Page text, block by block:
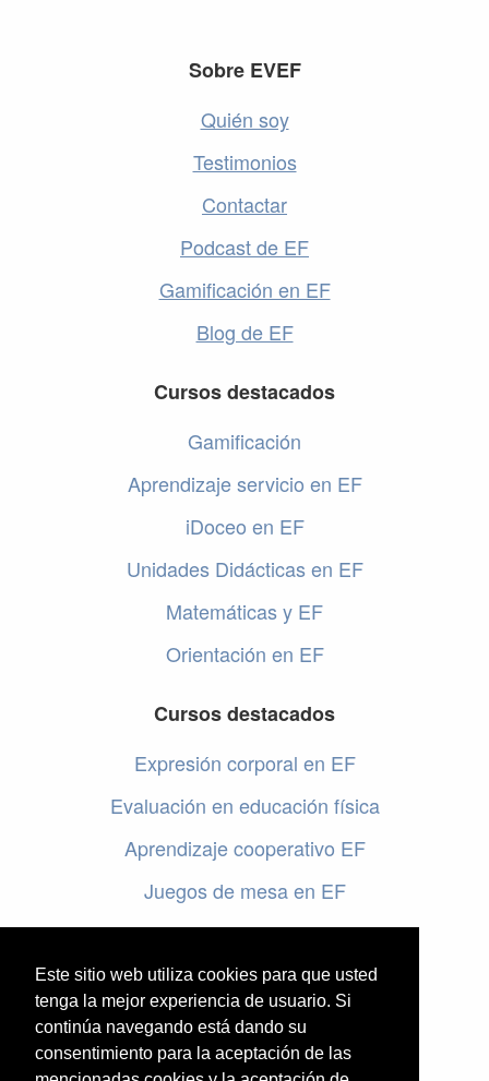
Este sitio web utiliza cookies para que usted
tenga la mejor experiencia de usuario. Si
continúa navegando está dando su
consentimiento para la aceptación de las
Sobre EVEF
Quién soy
Testimonios
Contactar
Podcast de EF
Gamificación en EF
Blog de EF
Cursos destacados
Gamificación
Aprendizaje servicio en EF
iDoceo en EF
Unidades Didácticas en EF
Matemáticas y EF
Orientación en EF
Cursos destacados
Expresión corporal en EF
Evaluación en educación física
Aprendizaje cooperativo EF
Juegos de mesa en EF
Programar en EF
Cursos online de educación física
Artículos destacados